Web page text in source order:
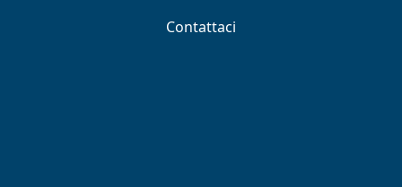
Contattaci